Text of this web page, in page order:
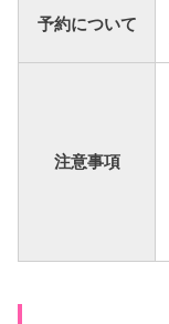
予約について
注意事項